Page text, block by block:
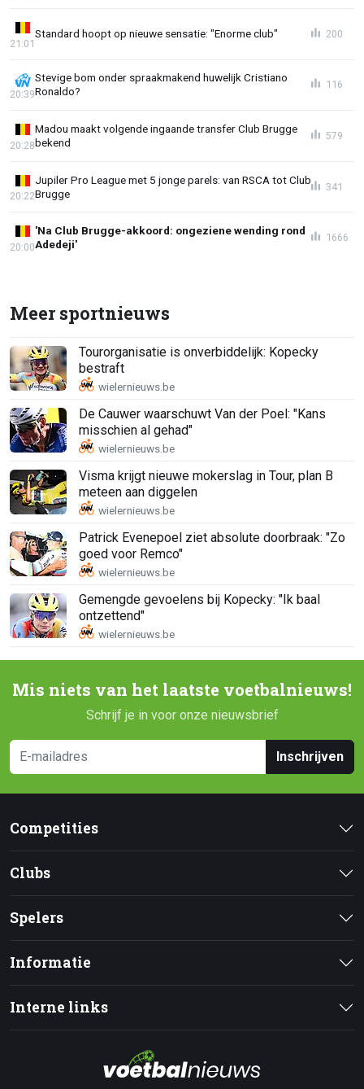
Standard hoopt op nieuwe sensatie: "Enorme club"
21:01
200
Stevige bom onder spraakmakend huwelijk Cristiano
Ronaldo?
20:39
116
Madou maakt volgende ingaande transfer Club Brugge
bekend
20:28
579
Jupiler Pro League met 5 jonge parels: van RSCA tot Club
Brugge
20:22
341
'Na Club Brugge-akkoord: ongeziene wending rond
Adedeji'
20:00
1666
Meer sportnieuws
Tourorganisatie is onverbiddelijk: Kopecky
bestraft
De Cauwer waarschuwt Van der Poel: "Kans
misschien al gehad"
Visma krijgt nieuwe mokerslag in Tour, plan B
meteen aan diggelen
Patrick Evenepoel ziet absolute doorbraak: "Zo
goed voor Remco"
Gemengde gevoelens bij Kopecky: "Ik baal
ontzettend"
Mis niets van het laatste voetbalnieuws!
Schrijf je in voor onze nieuwsbrief
Inschrijven
Competities
Clubs
Spelers
Informatie
Interne links